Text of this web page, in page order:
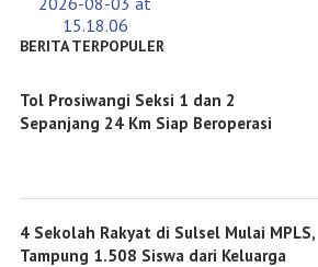
BERITA TERPOPULER
Tol Prosiwangi Seksi 1 dan 2
Sepanjang 24 Km Siap Beroperasi
4 Sekolah Rakyat di Sulsel Mulai MPLS,
Tampung 1.508 Siswa dari Keluarga